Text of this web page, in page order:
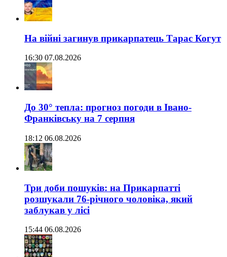
На війні загинув прикарпатець Тарас Когут
16:30 07.08.2026
До 30° тепла: прогноз погоди в Івано-
Франківську на 7 серпня
18:12 06.08.2026
Три доби пошуків: на Прикарпатті
розшукали 76-річного чоловіка, який
заблукав у лісі
15:44 06.08.2026